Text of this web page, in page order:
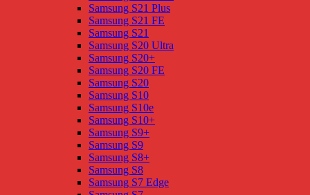
Samsung S21 Plus
Samsung S21 FE
Samsung S21
Samsung S20 Ultra
Samsung S20+
Samsung S20 FE
Samsung S20
Samsung S10
Samsung S10e
Samsung S10+
Samsung S9+
Samsung S9
Samsung S8+
Samsung S8
Samsung S7 Edge